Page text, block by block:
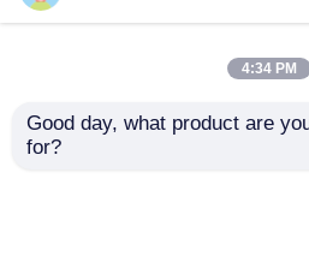
4:34 PM
Good day, what product are
for?